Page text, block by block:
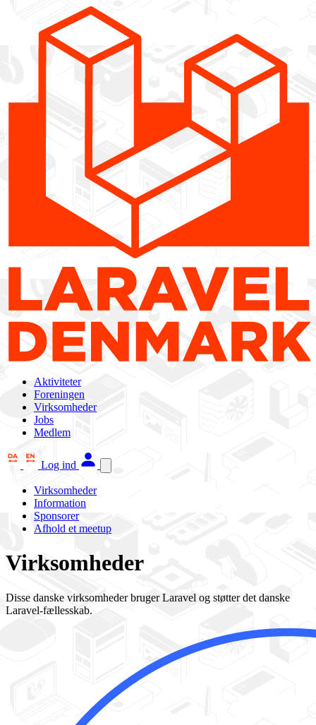
Aktiviteter
Foreningen
Virksomheder
Jobs
Medlem
Log ind
Virksomheder
Information
Sponsorer
Afhold et meetup
Virksomheder
Disse danske virksomheder bruger Laravel og støtter det danske
Laravel-fællesskab.